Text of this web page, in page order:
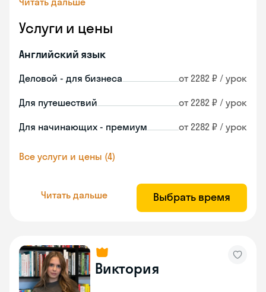
Услуги и цены
Английский язык
Деловой - для бизнеса от 2282 ₽ / урок
Для путешествий от 2282 ₽ / урок
Для начинающих - премиум от 2282 ₽ / урок
Все услуги и цены (4)
Читать дальше Выбрать время
Виктория